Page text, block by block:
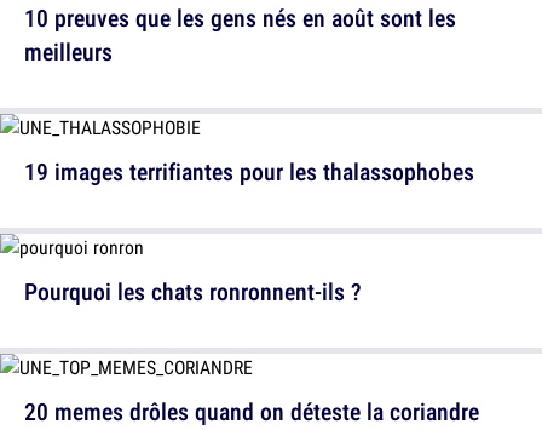
19 images terrifiantes pour les thalassophobes
20 memes drôles quand on déteste la coriandre
10 preuves que les gens nés en août sont les
meilleurs
Pourquoi les chats ronronnent-ils ?